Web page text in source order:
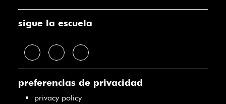
sigue la escuela
preferencias de privacidad
privacy policy